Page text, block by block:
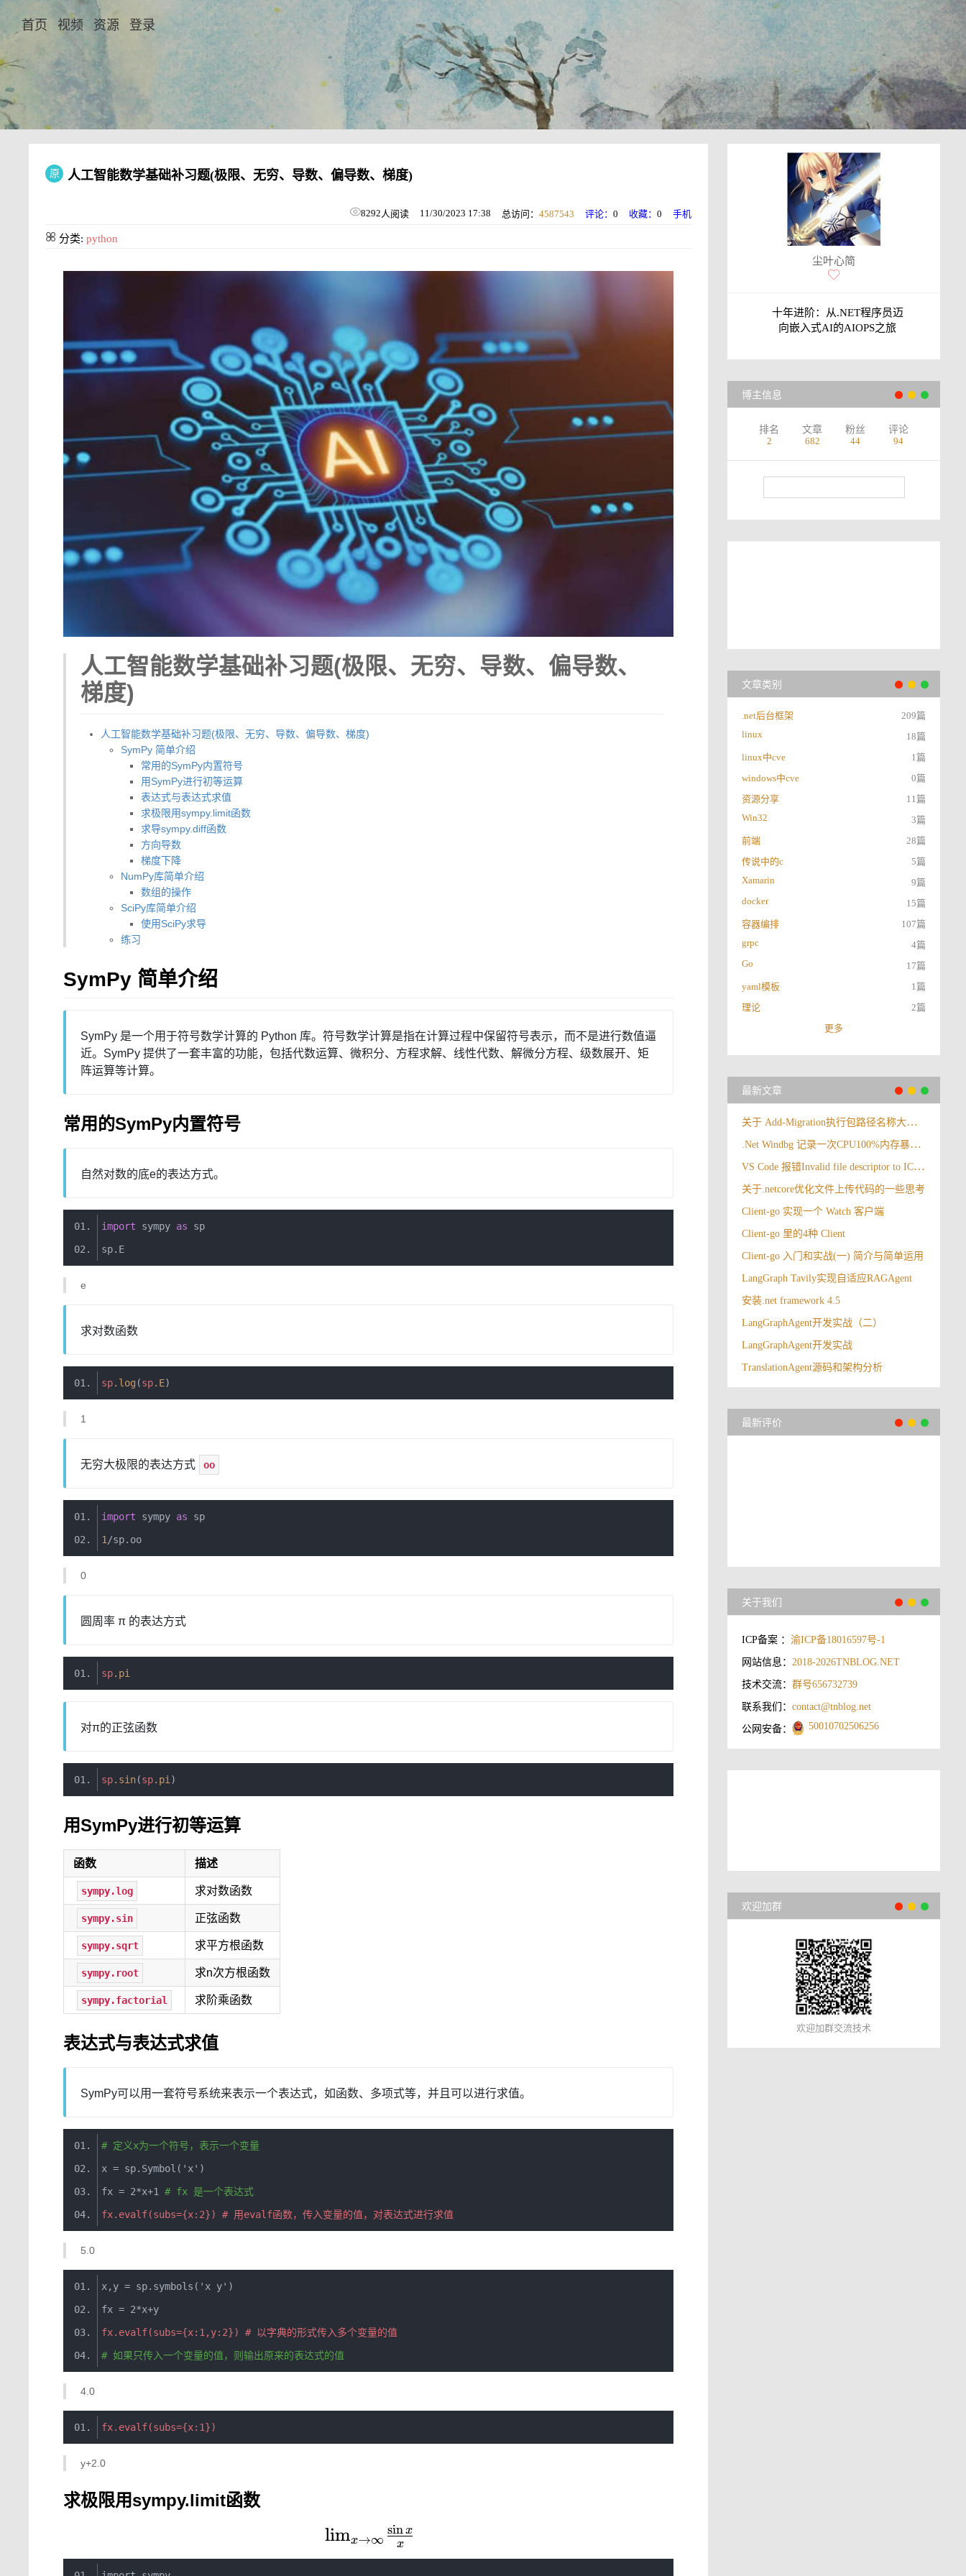
首页 视频 资源 登录
原 人工智能数学基础补习题(极限、无穷、导数、偏导数、梯度)
8292人阅读 11/30/2023 17:38 总访问：4587543 评论：0 收藏：0 手机
分类: python
人工智能数学基础补习题(极限、无穷、导数、偏导数、
梯度)
人工智能数学基础补习题(极限、无穷、导数、偏导数、梯度)
SymPy 简单介绍
常用的SymPy内置符号
用SymPy进行初等运算
表达式与表达式求值
求极限用sympy.limit函数
求导sympy.diff函数
方向导数
梯度下降
NumPy库简单介绍
数组的操作
SciPy库简单介绍
使用SciPy求导
练习
SymPy 简单介绍
SymPy 是一个用于符号数学计算的 Python 库。符号数学计算是指在计算过程中保留符号表示，而不是进行数值逼
近。SymPy 提供了一套丰富的功能，包括代数运算、微积分、方程求解、线性代数、解微分方程、级数展开、矩
阵运算等计算。
常用的SymPy内置符号
自然对数的底e的表达方式。
import sympy as sp
sp. E
e
求对数函数
sp. log (sp. E)
1
无穷大极限的表达方式 oo
import sympy as sp
1/sp. oo
0
圆周率 π 的表达方式
sp. pi
对π的正弦函数
sp. sin(sp. pi)
用SymPy进行初等运算
函数 描述
sympy.log 求对数函数
sympy.sin 正弦函数
sympy.sqrt 求平方根函数
sympy.root 求n次方根函数
sympy.factorial 求阶乘函数
表达式与表达式求值
SymPy可以用一套符号系统来表示一个表达式，如函数、多项式等，并且可以进行求值。
# 定义x为一个符号，表示一个变量
x = sp. Symbol ( 'x' )
fx = 2*x+1 # fx 是一个表达式
fx. evalf(subs={x: 2}) # 用evalf函数，传入变量的值，对表达式进行求值
5.0
x, y = sp. symbols ( 'x y' )
fx = 2*x+y
fx. evalf(subs={x: 1,y: 2})
# 以字典的形式传入多个变量的值
# 如果只传入一个变量的值，则输出原来的表达式的值
4.0
fx. evalf(subs={x: 1})
y+2.0
求极限用sympy.limit函数
\lim_{x\to \infty}\frac{\sin x}{x}
limx→∞ x
sinx
尘叶心简
十年进阶：从.NET程序员迈
向嵌入式AI的AIOPS之旅
博主信息
排名
2
文章
682
粉丝
44
评论
94
文章类别
.net后台框架
209篇
linux
18篇
linux中cve
1篇
windows中cve
0篇
资源分享
11篇
Win32
3篇
前端
28篇
传说中的c
5篇
Xamarin
9篇
docker
15篇
容器编排
107篇
grpc
4篇
Go
17篇
yaml模板
1篇
理论
2篇
更多
最新文章
关于 Add-Migration执行包路径名称大小写报错
.Net Windbg 记录一次CPU100%内存暴涨情况
VS Code 报错Invalid file descriptor to ICU data received.
关于.netcore优化文件上传代码的一些思考
Client-go 实现一个 Watch 客户端
Client-go 里的4种 Client
Client-go 入门和实战(一) 简介与简单运用
LangGraph Tavily实现自适应RAGAgent
安装.net framework 4.5
LangGraphAgent开发实战（二）
LangGraphAgent开发实战
TranslationAgent源码和架构分析
最新评价
关于我们
ICP备案 ：渝ICP备18016597号-1
网站信息：2018-2026TNBLOG.NET
技术交流：群号656732739
联系我们：contact@tnblog.net
公网安备： 50010702506256
欢迎加群
欢迎加群交流技术